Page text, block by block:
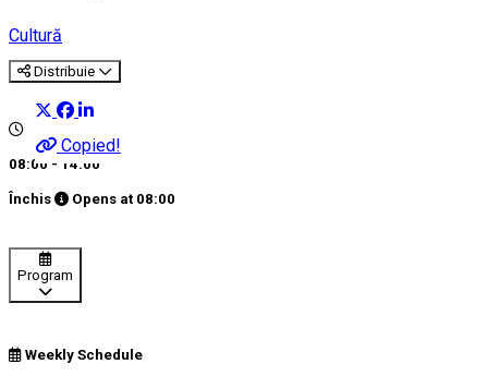
Cultură
Distribuie
Copied!
08:00 - 14:00
Închis Opens at 08:00
Program
Weekly Schedule